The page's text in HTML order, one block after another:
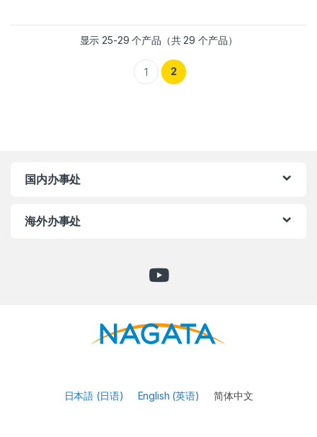
显示 25-29 个产品（共 29 个产品）
1 2
国内办事处
海外办事处
日本語 (日语) English (英语) 简体中文